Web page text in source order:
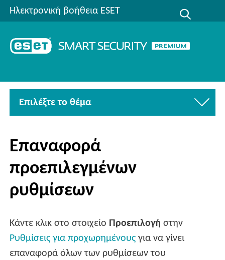
Ηλεκτρονική βοήθεια ESET
Επιλέξτε το θέμα
Επαναφορά
προεπιλεγμένων
ρυθμίσεων
Κάντε κλικ στο στοιχείο Προεπιλογή στην
Ρυθμίσεις για προχωρημένους για να γίνει
επαναφορά όλων των ρυθμίσεων του